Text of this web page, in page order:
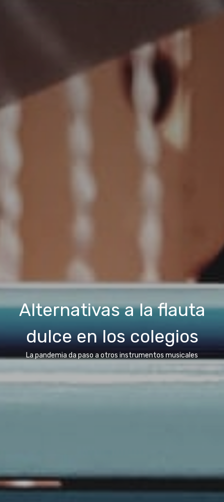
Alternativas a la flauta
dulce en los colegios
La pandemia da paso a otros instrumentos musicales